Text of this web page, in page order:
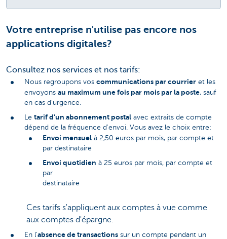
Votre entreprise n'utilise pas encore nos
applications digitales?
Consultez nos services et nos tarifs:
Nous regroupons vos communications par courrier et les
envoyons au maximum une fois par mois par la poste, sauf
en cas d'urgence.
Le tarif d'un abonnement postal avec extraits de compte
dépend de la fréquence d'envoi. Vous avez le choix entre:
Envoi mensuel à 2,50 euros par mois, par compte et
par destinataire
Envoi quotidien à 25 euros par mois, par compte et
par
destinataire
Ces tarifs s'appliquent aux comptes à vue comme
aux comptes d'épargne.
En l'absence de transactions sur un compte pendant un